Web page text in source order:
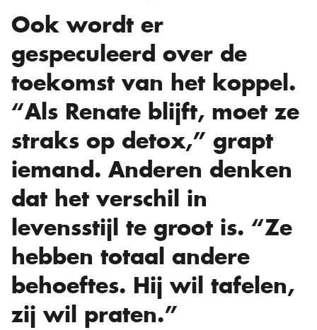
Ook wordt er
gespeculeerd over de
toekomst van het koppel.
“Als Renate blijft, moet ze
straks op detox,” grapt
iemand. Anderen denken
dat het verschil in
levensstijl te groot is. “Ze
hebben totaal andere
behoeftes. Hij wil tafelen,
zij wil praten.”